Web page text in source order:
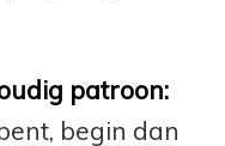
patroon:
begin dan